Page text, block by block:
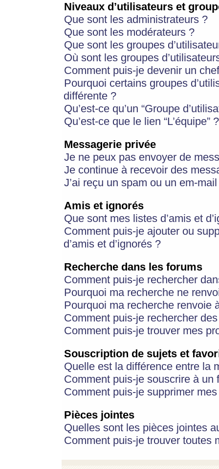
Niveaux d’utilisateurs et
Que sont les administrateurs ?
Que sont les modérateurs ?
Que sont les groupes
Où sont les groupes
Comment puis-je devenir un
Pourquoi certains groupes
différente ?
Qu’est-ce qu’un “Groupe
Qu’est-ce que le lien “L’équipe” ?
Messagerie privée
Je ne peux pas envoyer de
Je continue à recevoir des
J’ai reçu un spam ou un em-
Amis et ignorés
Que sont mes listes d’amis et
Comment puis-je ajouter ou
d’amis et d’ignorés ?
Recherche dans les forums
Comment puis-je rechercher
Pourquoi ma recherche ne
Pourquoi ma recherche renvoie
Comment puis-je rechercher
Comment puis-je trouver mes
Souscription de sujets et
Quelle est la différence entre la
Comment puis-je souscrire à
Comment puis-je supprimer
Pièces jointes
Quelles sont les pièces jointes
Comment puis-je trouver toutes